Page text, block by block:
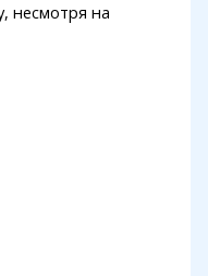
несмотря на